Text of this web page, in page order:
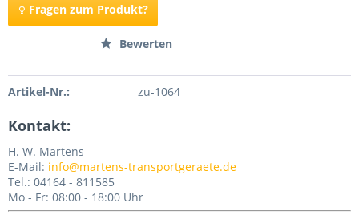
Fragen zum Produkt?
Bewerten
Artikel-Nr.: zu-1064
Kontakt:
H. W. Martens
E-Mail: info@martens-transportgeraete.de
Tel.: 04164 - 811585
Mo - Fr: 08:00 - 18:00 Uhr